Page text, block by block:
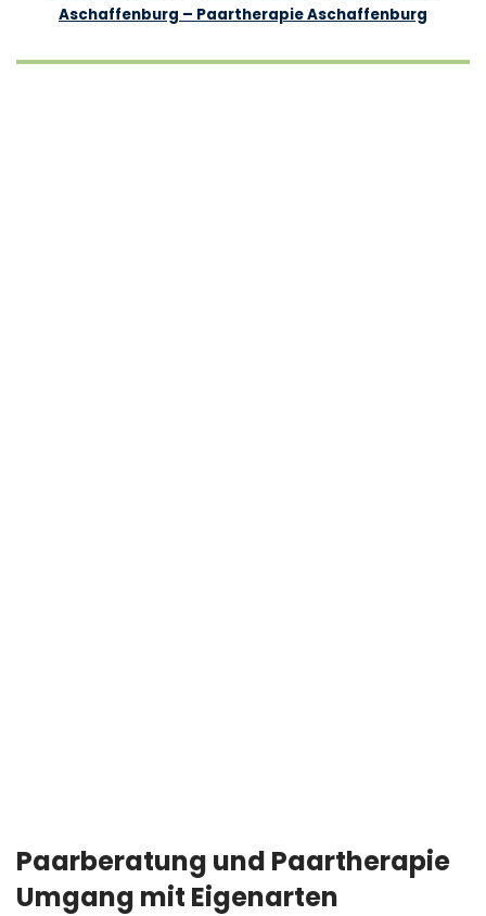
Aschaffenburg – Paartherapie Aschaffenburg
Paarberatung und Paartherapie
Umgang mit Eigenarten